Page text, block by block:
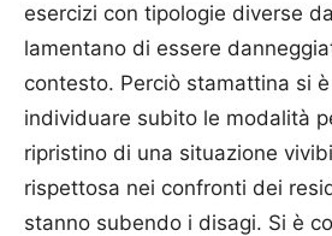
esercizi con tipologie diverse
lamentano di essere
contesto. Perciò stamattina si
individuare subito le modalità
ripristino di una situazione
rispettosa nei confronti dei
stanno subendo i disagi. Si è